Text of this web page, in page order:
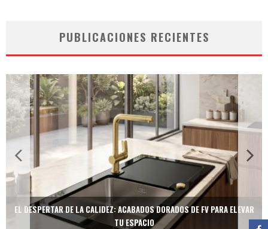
PUBLICACIONES RECIENTES
EL DESPERTAR DE LA CALIDEZ: ACABADOS DORADOS DE FV PARA ELEVAR
TU ESPACIO